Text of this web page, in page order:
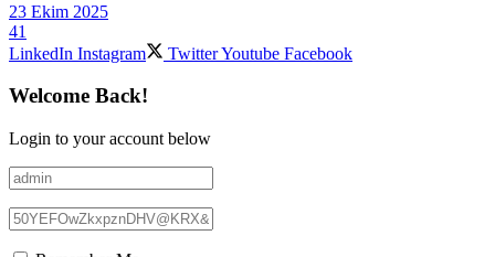
23 Ekim 2025
41
LinkedIn Instagram TwitterYoutube Facebook
Welcome Back!
Login to your account below